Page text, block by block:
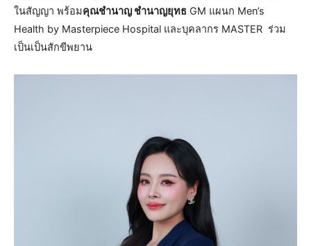
ในสัญญา พร้อมคุณชำนาญ ชำนาญยุทธ GM แผนก Men’s
Health by Masterpiece Hospital และบุคลากร MASTER ร่วม
เป็นเป็นสักขีพยาน